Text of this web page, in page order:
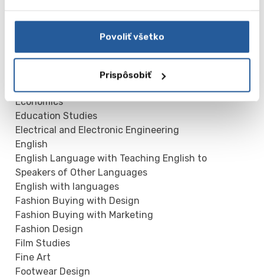
Povoliť všetko
Prispôsobiť
Economics and Finance
Economics and International Relations
Economics
Education Studies
Electrical and Electronic Engineering
English
English Language with Teaching English to
Speakers of Other Languages
English with languages
Fashion Buying with Design
Fashion Buying with Marketing
Fashion Design
Film Studies
Fine Art
Footwear Design